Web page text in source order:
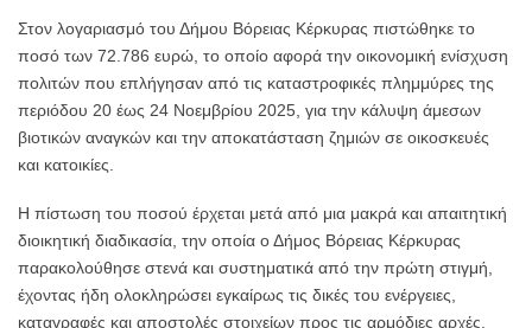
Δήμος
Βόρειας
Κέρκυρας
Στον λογαριασμό του Δήμου Βόρειας Κέρκυρας πιστώθηκε το
ποσό των 72.786 ευρώ, το οποίο αφορά την οικονομική ενίσχυση
πολιτών που επλήγησαν από τις καταστροφικές πλημμύρες της
περιόδου 20 έως 24 Νοεμβρίου 2025, για την κάλυψη άμεσων
βιοτικών αναγκών και την αποκατάσταση ζημιών σε οικοσκευές
και κατοικίες.
Η πίστωση του ποσού έρχεται μετά από μια μακρά και απαιτητική
διοικητική διαδικασία, την οποία ο Δήμος Βόρειας Κέρκυρας
παρακολούθησε στενά και συστηματικά από την πρώτη στιγμή,
έχοντας ήδη ολοκληρώσει εγκαίρως τις δικές του ενέργειες,
καταγραφές και αποστολές στοιχείων προς τις αρμόδιες αρχές.